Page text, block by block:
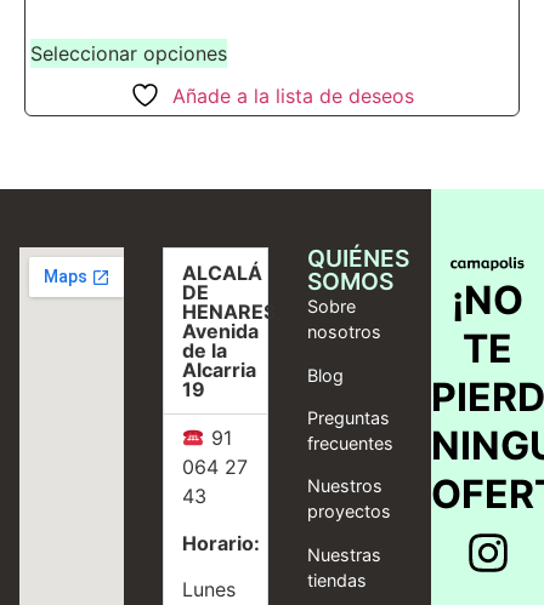
Seleccionar opciones
Añade a la lista de deseos
ALCALÁ
DE
HENARES,
Avenida
de la
Alcarria
19
91
064 27
43
Horario:
Lunes
QUIÉNES
SOMOS
Sobre
nosotros
Blog
Preguntas
frecuentes
Nuestros
proyectos
Nuestras
tiendas
¡NO
TE